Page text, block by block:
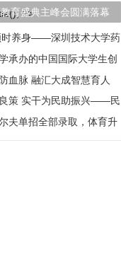
育盛典主峰会圆满落幕
时养身——深圳技术大学药
承办的中国国际大学生创
血脉 融汇大成智慧育人
策 实干为民助振兴——民
帮扶调研活动
夫单招全部录取，体育升